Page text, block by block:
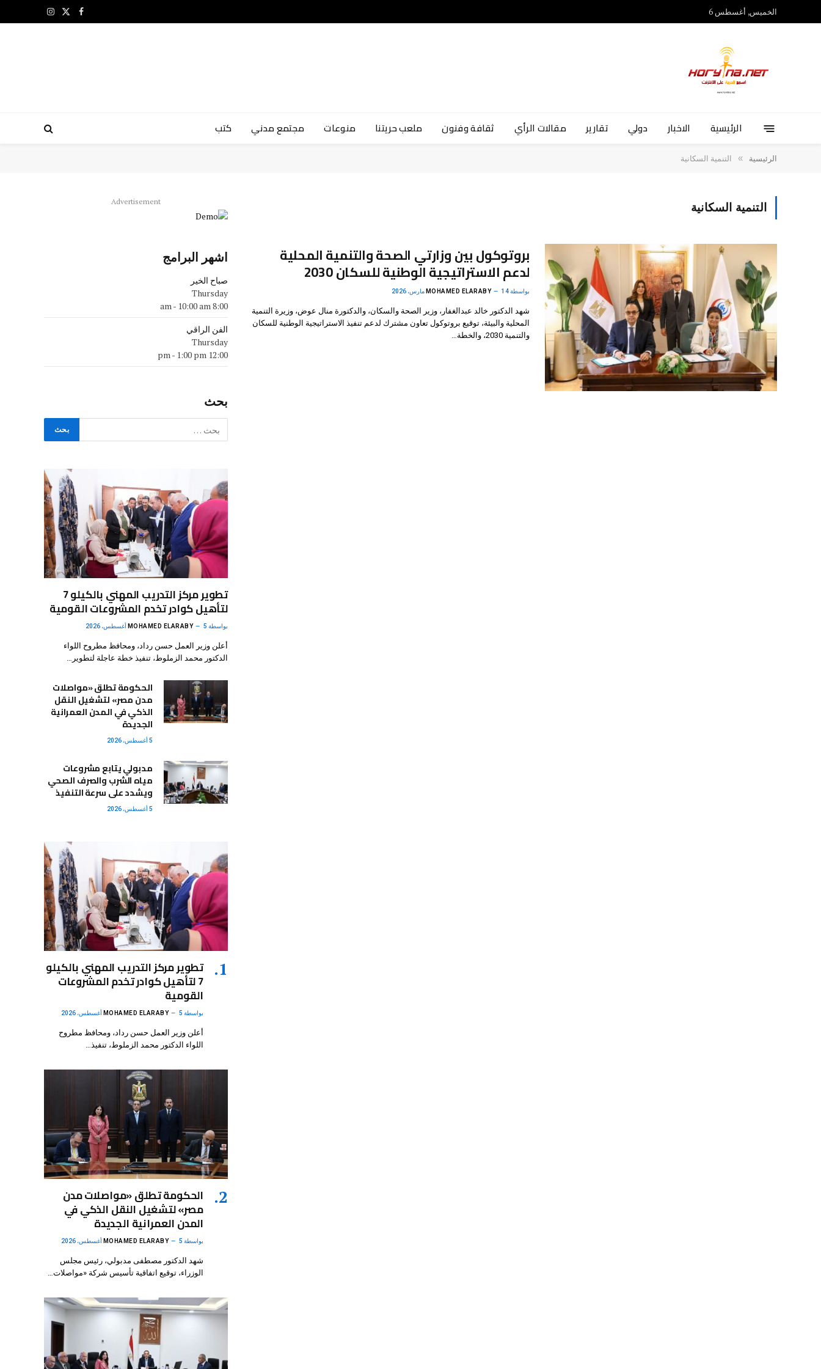
الخميس, أغسطس 6 فيسبوك
X
الانستغرام
الرئيسية الاخبار دولي تقارير مقالات الرأي ثقافة وفنون ملعب حريتنا منوعات مجتمع مدني كتب
الرئيسية » التنمية السكانية
التنمية السكانية
بروتوكول بين وزارتي الصحة والتنمية المحلية
لدعم الاستراتيجية الوطنية للسكان 2030
بواسطة MOHAMED ELARABY 14 مارس، 2026
شهد الدكتور خالد عبدالغفار، وزير الصحة والسكان، والدكتورة منال عوض، وزيرة التنمية
المحلية والبيئة، توقيع بروتوكول تعاون مشترك لدعم تنفيذ الاستراتيجية الوطنية للسكان
والتنمية 2030، والخطة…
Advertisement
اشهر البرامج
صباح الخير
Thursday
8:00 am
- 10:00 am
الفن الراقي
Thursday
12:00 pm
- 1:00 pm
بحث
تطوير مركز التدريب المهني بالكيلو 7
لتأهيل كوادر تخدم المشروعات القومية
بواسطة MOHAMED ELARABY 5 أغسطس، 2026
أعلن وزير العمل حسن رداد، ومحافظ مطروح اللواء
الدكتور محمد الزملوط، تنفيذ خطة عاجلة لتطوير…
الحكومة تطلق «مواصلات
مدن مصر» لتشغيل النقل
الذكي في المدن العمرانية
الجديدة
5 أغسطس، 2026
مدبولي يتابع مشروعات
مياه الشرب والصرف الصحي
ويشدد على سرعة التنفيذ
5 أغسطس، 2026
تطوير مركز التدريب المهني بالكيلو
7 لتأهيل كوادر تخدم المشروعات
القومية
بواسطة MOHAMED ELARABY 5 أغسطس، 2026
أعلن وزير العمل حسن رداد، ومحافظ مطروح
اللواء الدكتور محمد الزملوط، تنفيذ…
الحكومة تطلق «مواصلات مدن
مصر» لتشغيل النقل الذكي في
المدن العمرانية الجديدة
بواسطة MOHAMED ELARABY 5 أغسطس، 2026
شهد الدكتور مصطفى مدبولي، رئيس مجلس
الوزراء، توقيع اتفاقية تأسيس شركة «مواصلات…